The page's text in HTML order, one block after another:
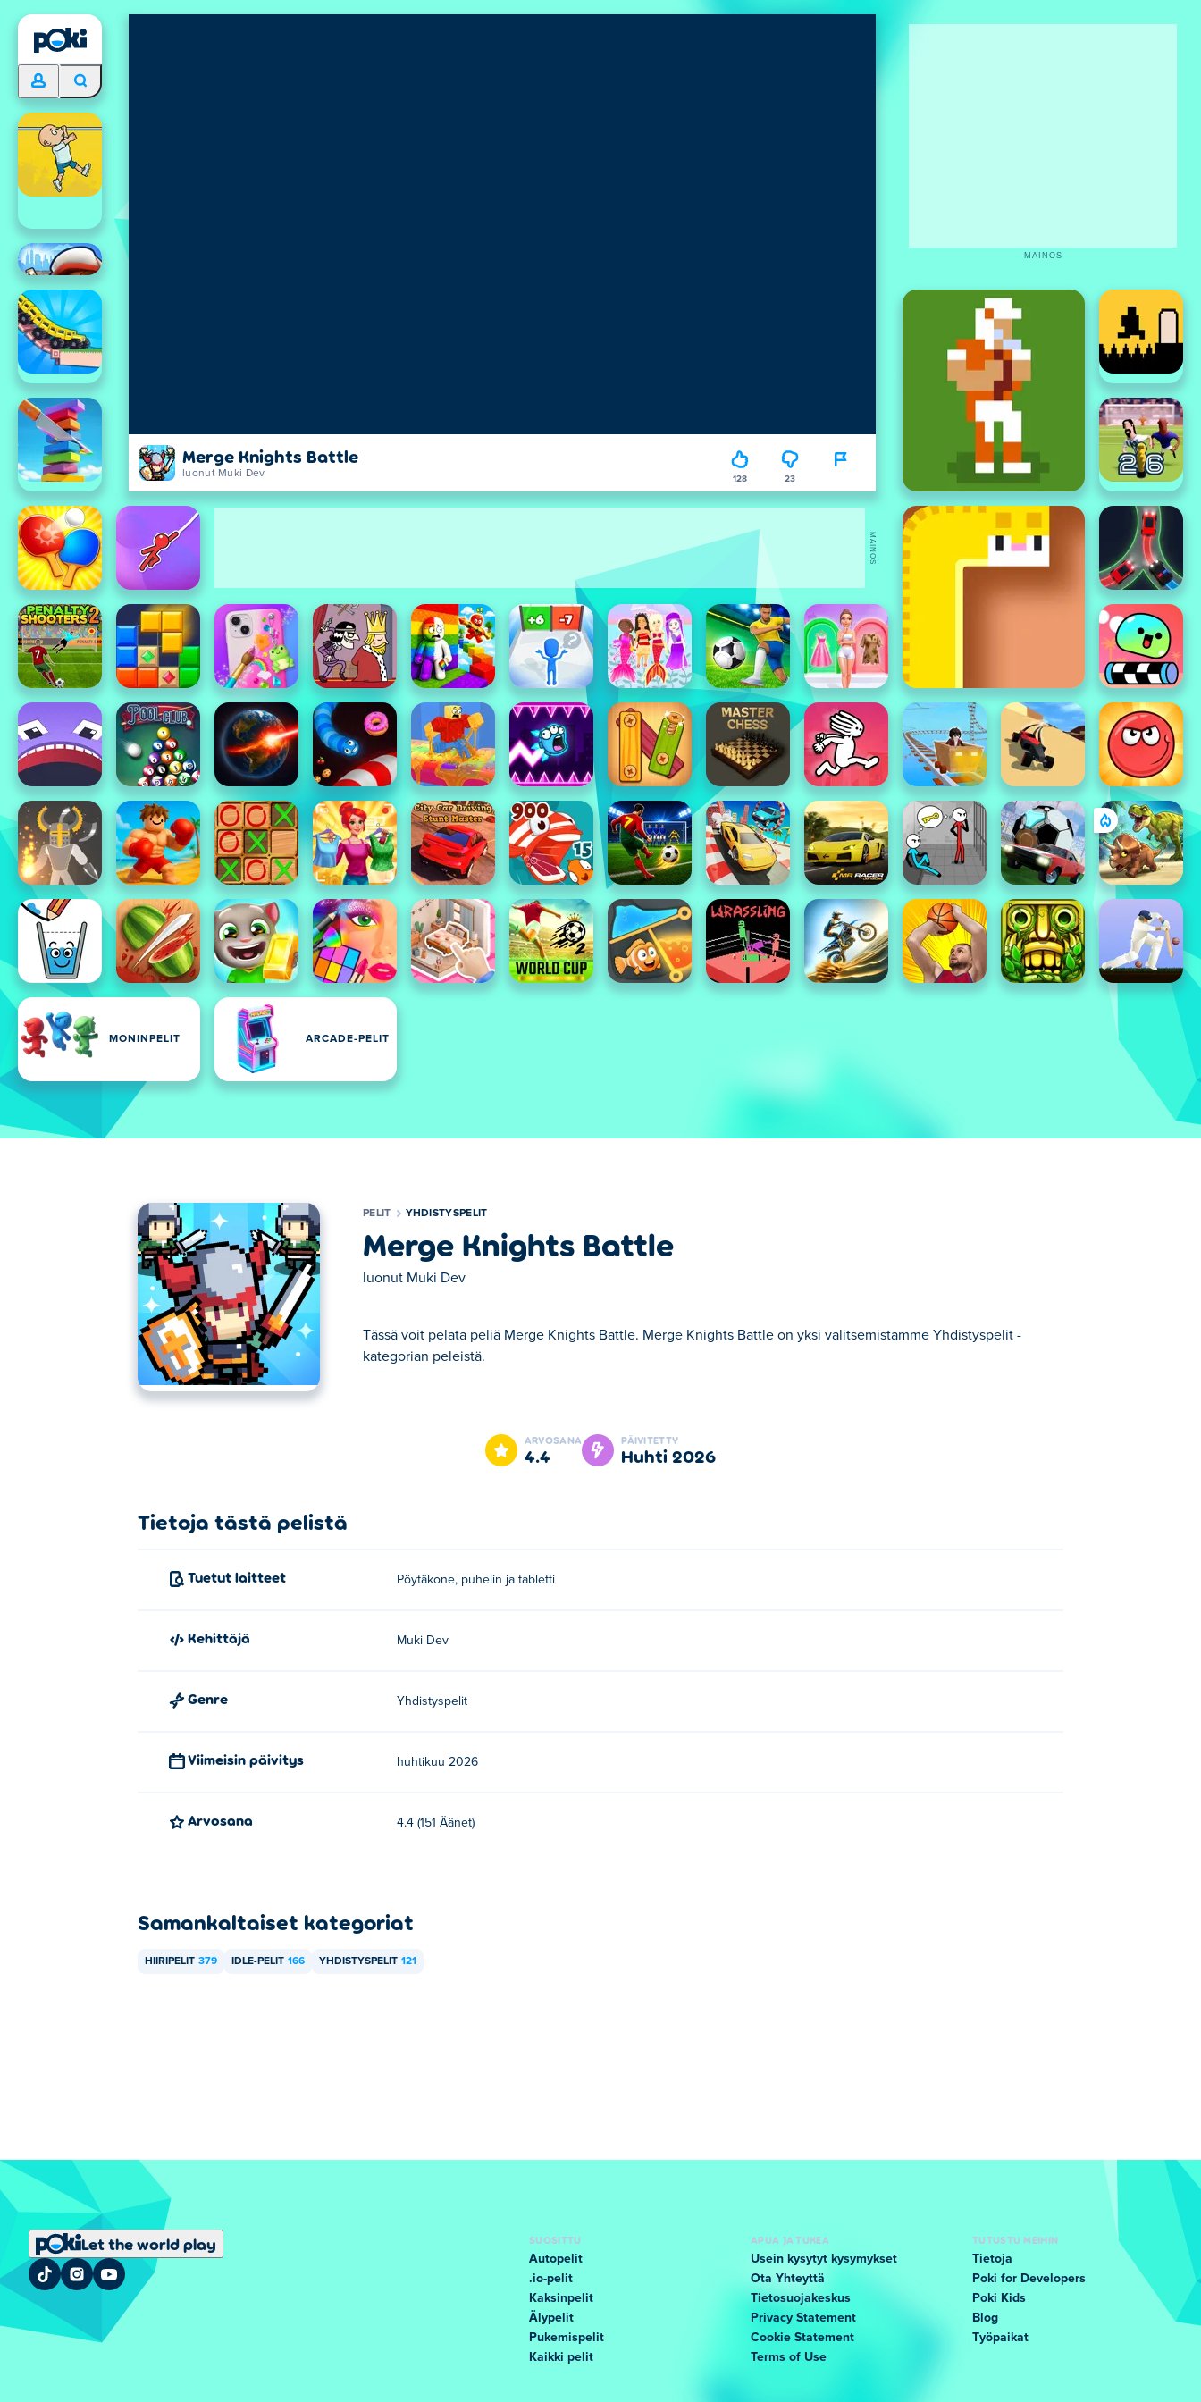
Merge Knights Battle
luonut Muki Dev 128 23
MONINPELIT ARCADE-PELIT
MAINOS
MAINOS
PELIT YHDISTYSPELIT
Merge Knights Battle
luonut Muki Dev
Tässä voit pelata peliä Merge Knights Battle. Merge Knights Battle on yksi valitsemistamme Yhdistyspelit -
kategorian peleistä.
Tässä voit pelata peliä Merge Knights Battle. Merge Knights Battle on yksi valitsemistamme Yhdistyspelit -kategorian peleistä.
ARVOSANA
4.4
PÄIVITETTY
huhti 2026
Tietoja tästä pelistä
Tuetut laitteet Pöytäkone, puhelin ja tabletti
Kehittäjä Muki Dev
Genre Yhdistyspelit
Viimeisin päivitys huhtikuu 2026
Arvosana 4.4 (151 Äänet)
Samankaltaiset kategoriat
HIIRIPELIT 379 IDLE-PELIT 166 YHDISTYSPELIT 121
Let the world play
SUOSITTU
Autopelit
.io-pelit
Kaksinpelit
Älypelit
Pukemispelit
Kaikki pelit
APUA JA TUKEA
Usein kysytyt kysymykset
Ota Yhteyttä
Tietosuojakeskus
Privacy Statement
Cookie Statement
Terms of Use
TUTUSTU MEIHIN
Tietoja
Poki for Developers
Poki Kids
Blog
Työpaikat